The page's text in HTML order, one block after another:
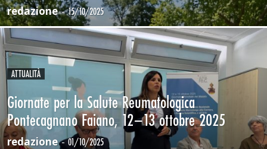
redazione - 15/10/2025
ATTUALITÀ
Giornate per la Salute Reumatologica
Pontecagnano Faiano, 12–13 ottobre 2025
redazione - 01/10/2025